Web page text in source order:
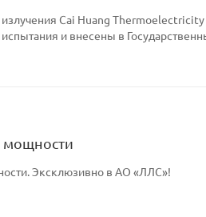
Cai Huang
и внесены в
мощности
Эксклюзивно в АО «ЛЛС»!